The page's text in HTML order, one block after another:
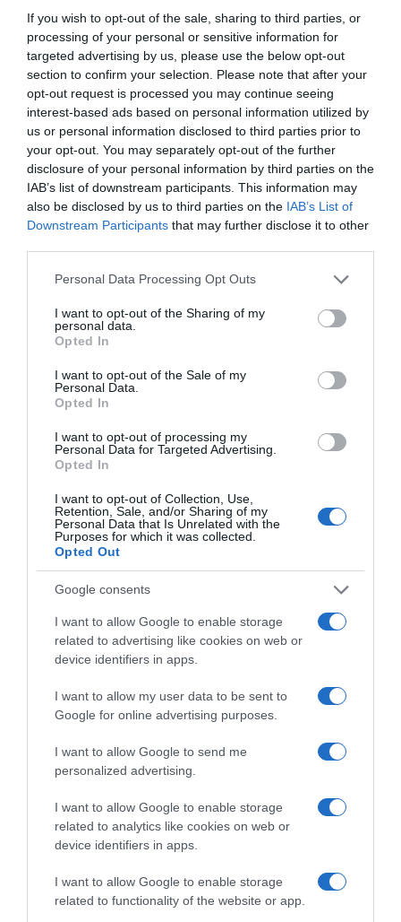
If you wish to opt-out of the sale, sharing to third parties, or
processing of your personal or sensitive information for
targeted advertising by us, please use the below opt-out
section to confirm your selection. Please note that after your
opt-out request is processed you may continue seeing
interest-based ads based on personal information utilized by
us or personal information disclosed to third parties prior to
your opt-out. You may separately opt-out of the further
disclosure of your personal information by third parties on the
IAB’s list of downstream participants. This information may
also be disclosed by us to third parties on the IAB’s List of
Downstream Participants that may further disclose it to other
Please note that this website/app uses one or more Google
not limited to your visit or usage behaviour. You may click to
grant or deny consent to Google and its third-party tags to
use your data for below specified purposes in below Google
consent section.
Personal Data Processing Opt Outs
I want to opt-out of the Sharing of my
personal data.
Opted In
I want to opt-out of the Sale of my
Personal Data.
Opted In
I want to opt-out of processing my
Personal Data for Targeted Advertising.
Opted In
I want to opt-out of Collection, Use,
Retention, Sale, and/or Sharing of my
Personal Data that Is Unrelated with the
Purposes for which it was collected.
Opted Out
Google consents
I want to allow Google to enable storage
related to advertising like cookies on web or
device identifiers in apps.
I want to allow my user data to be sent to
Google for online advertising purposes.
I want to allow Google to send me
personalized advertising.
I want to allow Google to enable storage
related to analytics like cookies on web or
device identifiers in apps.
I want to allow Google to enable storage
related to functionality of the website or app.
ΕΛΛΑΔΑ
ΕΛΛΑΔΑ
Σαμοθράκη: Αίσιο τέλος για
ηλικιωμένη Ιταλίδα τουρίστρια που
έχασε τις αισθήσεις της – Σώθηκε
ναυαγοσώστη
Στην παραλία της Παχιάς Άμμου